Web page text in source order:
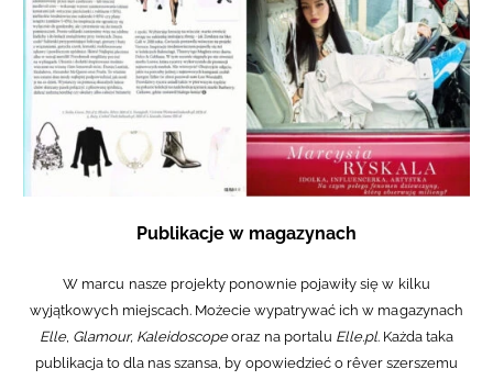
Publikacje w magazynach
W marcu nasze projekty ponownie pojawiły się w kilku
wyjątkowych miejscach. Możecie wypatrywać ich w magazynach
Elle, Glamour, Kaleidoscopeoraz na portalu Elle.pl. Każda taka
publikacja to dla nas szansa, by opowiedzieć o rêver szerszemu